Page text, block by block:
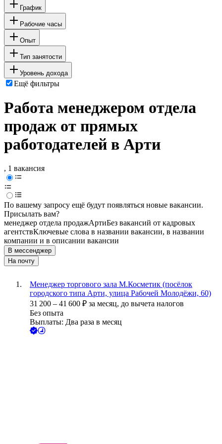
График
Рабочие часы
Опыт
Тип занятости
Уровень дохода
Ещё фильтры
Работа менеджером отдела
продаж от прямых
работодателей в Арти
, 1 вакансия
По вашему запросу ещё будут появляться новые вакансии.
Присылать вам?
менеджер отдела продажАртиБез вакансий от кадровых
агентствКлючевые слова в названии вакансии, в названии
компании и в описании вакансии
В мессенджер
На почту
Менеджер торгового зала М.Косметик (посёлок
городского типа Арти, улица Рабочей Молодёжи, 60)
31 200 – 41 600 ₽ за месяц, до вычета налогов
Без опыта
Выплаты: Два раза в месяц